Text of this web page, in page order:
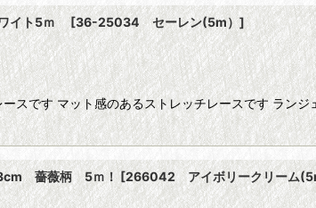
イト5ｍ [36-25034 セーレン(5m）]
スです マット感のあるストレッチレースです ラン
薔薇柄 5ｍ！ [266042 アイボリークリーム